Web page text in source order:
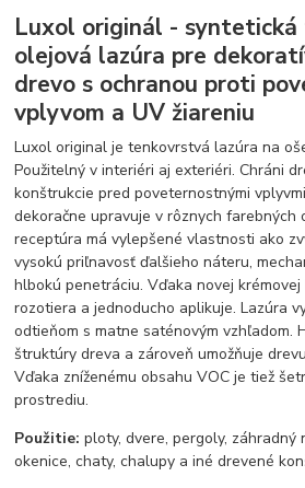
Luxol originál -
olejová lazúra pre
drevo s ochranou proti
vplyvom a UV žiareniu
Luxol original je tenkovrstvá lazúra na
Použitelný v interiéri aj exteriéri. Chráni
konštrukcie pred poveternostnými
dekoračne upravuje v rôznych farebných
receptúra má vylepšené vlastnosti ako
vysokú priľnavosť ďalšieho náteru,
hlbokú penetráciu. Vďaka novej
rozotiera a jednoducho aplikuje. Lazúra
odtieňom s matne saténovým vzhľadom.
štruktúry dreva a zároveň umožňuje
Vďaka zníženému obsahu VOC je tiež
prostrediu.
Použitie: ploty, dvere, pergoly, záhradný
okenice, chaty, chalupy a iné drevené